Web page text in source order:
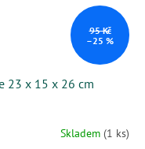
95 Kč
–25 %
23 x 15 x 26 cm
Skladem (1 ks)